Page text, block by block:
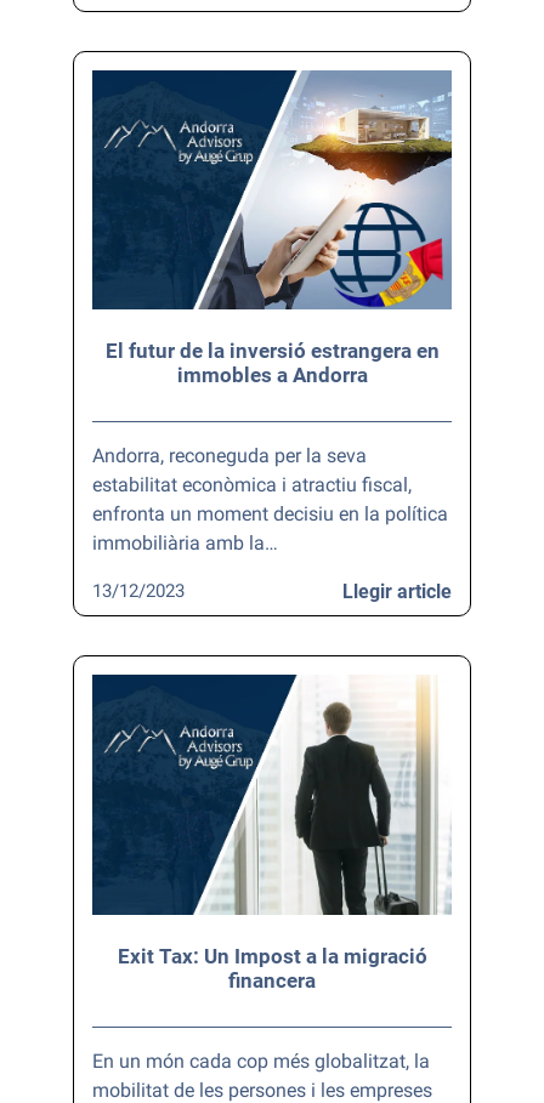
El futur de la inversió estrangera en
immobles a Andorra
Andorra, reconeguda per la seva
estabilitat econòmica i atractiu fiscal,
enfronta un moment decisiu en la política
immobiliària amb la…
Llegir article
13/12/2023
Exit Tax: Un Impost a la migració
financera
En un món cada cop més globalitzat, la
mobilitat de les persones i les empreses